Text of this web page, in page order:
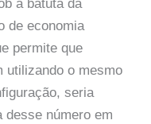
a batuta da
de economia
permite que
utilizando o mesmo
seria
desse número em